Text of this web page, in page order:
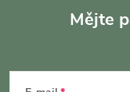
v
Mějte